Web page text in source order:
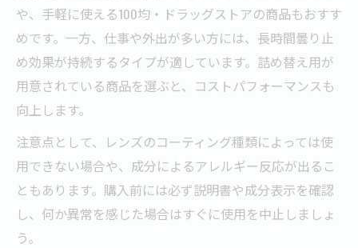
や、手軽に使える100均・ドラッグストアの商品もおすす
めです。一方、仕事や外出が多い方には、長時間曇り止
め効果が持続するタイプが適しています。詰め替え用が
用意されている商品を選ぶと、コストパフォーマンスも
向上します。
注意点として、レンズのコーティング種類によっては使
用できない場合や、成分によるアレルギー反応が出るこ
ともあります。購入前には必ず説明書や成分表示を確認
し、何か異常を感じた場合はすぐに使用を中止しましょ
う。